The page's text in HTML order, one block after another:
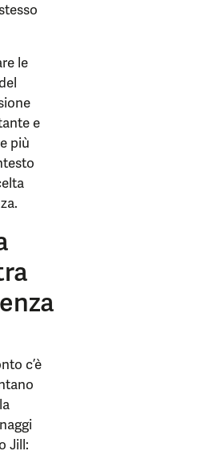
le
e
più
c’è
Jill: